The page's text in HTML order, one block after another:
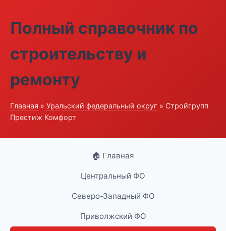
Полный справочник по
строительству и
ремонту
Главная » Уральский федеральный округ » Стройгрупп
Престиж Комфорт
🏠 Главная
Центральный ФО
Северо-Западный ФО
Приволжский ФО